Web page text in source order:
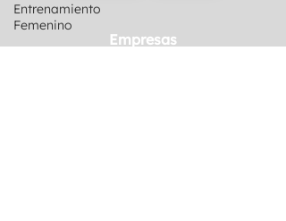
Entrenamiento
Femenino
Salud
Empresas